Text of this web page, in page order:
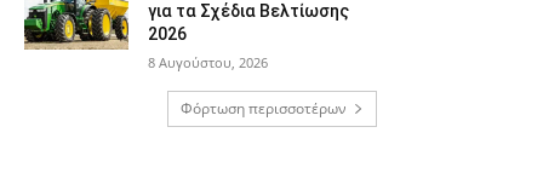
για τα Σχέδια Βελτίωσης
2026
8 Αυγούστου, 2026
Φόρτωση περισσοτέρων